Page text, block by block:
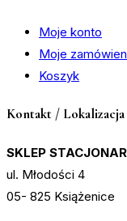
Moje konto
Moje
Koszyk
Kontakt / Lokalizacja
SKLEP
ul. Młodości 4
05- 825 Książenice